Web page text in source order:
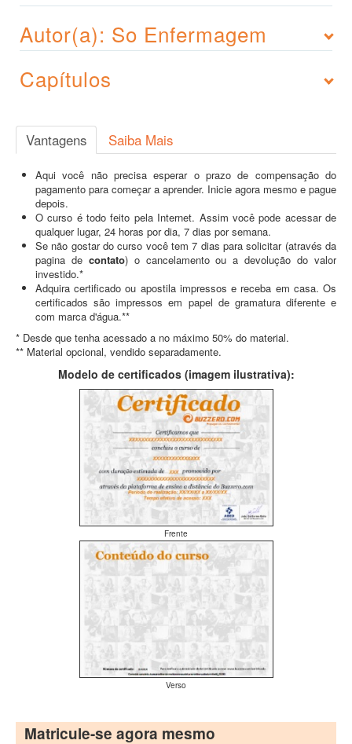
Autor(a): So Enfermagem
Capítulos
Vantagens Saiba Mais
Aqui você não precisa esperar o prazo de compensação do
pagamento para começar a aprender. Inicie agora mesmo e pague
depois.
O curso é todo feito pela Internet. Assim você pode acessar de
qualquer lugar, 24 horas por dia, 7 dias por semana.
Se não gostar do curso você tem 7 dias para solicitar (através da
pagina de contato) o cancelamento ou a devolução do valor
investido.*
Adquira certificado ou apostila impressos e receba em casa. Os
certificados são impressos em papel de gramatura diferente e
com marca d'água.**
* Desde que tenha acessado a no máximo 50% do material.
** Material opcional, vendido separadamente.
Modelo de certificados (imagem ilustrativa):
Frente
Verso
Matricule-se agora mesmo